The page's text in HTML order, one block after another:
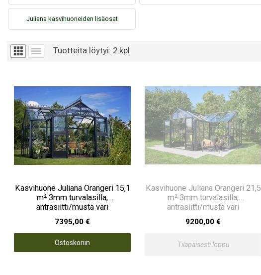
Juliana kasvihuoneiden lisäosat
Tuotteita löytyi: 2kpl
Kasvihuone Juliana Orangeri 15,1
m² 3mm turvalasilla,
antrasiitti/musta väri
7395,00 €
Ostoskoriin
Kasvihuone Juliana Orangeri 21,5
m² 3mm turvalasilla,
antrasiitti/musta väri
9200,00 €
Tilapäisesti loppu